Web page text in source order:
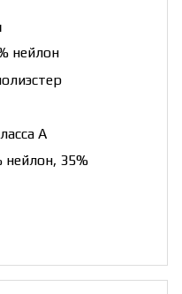
нейлон
А
нейлон, 35%